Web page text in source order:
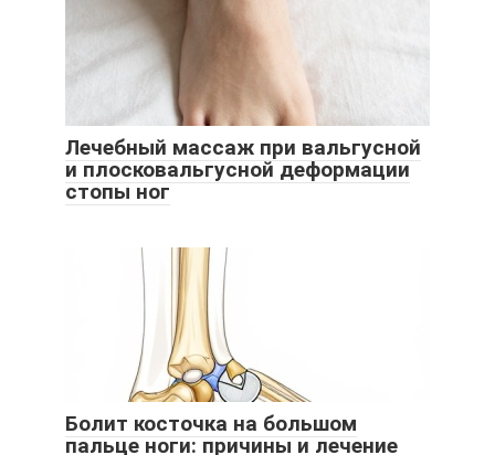
Лечебный массаж при вальгусной
и плосковальгусной деформации
стопы ног
Болит косточка на большом
пальце ноги: причины и лечение